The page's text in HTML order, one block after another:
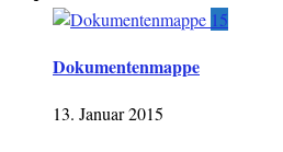
15
Dokumentenmappe
13. Januar 2015